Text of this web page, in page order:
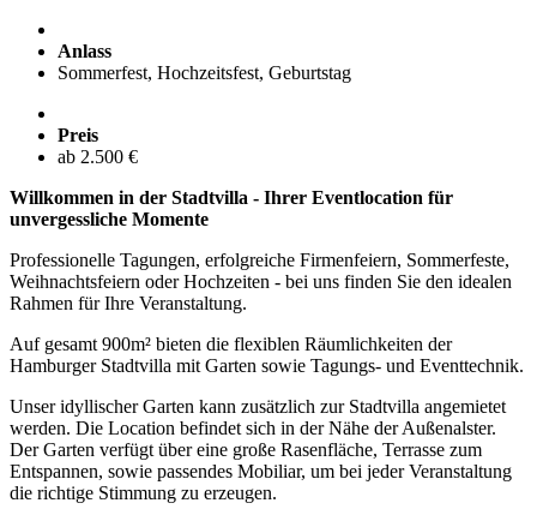
Anlass
Sommerfest, Hochzeitsfest, Geburtstag
Preis
ab 2.500 €
Willkommen in der Stadtvilla - Ihrer Eventlocation für
unvergessliche Momente
Professionelle Tagungen, erfolgreiche Firmenfeiern, Sommerfeste,
Weihnachtsfeiern oder Hochzeiten - bei uns finden Sie den idealen
Rahmen für Ihre Veranstaltung.
Auf gesamt 900m² bieten die flexiblen Räumlichkeiten der
Hamburger Stadtvilla mit Garten sowie Tagungs- und Eventtechnik.
Unser idyllischer Garten kann zusätzlich zur Stadtvilla angemietet
werden. Die Location befindet sich in der Nähe der Außenalster.
Der Garten verfügt über eine große Rasenfläche, Terrasse zum
Entspannen, sowie passendes Mobiliar, um bei jeder Veranstaltung
die richtige Stimmung zu erzeugen.